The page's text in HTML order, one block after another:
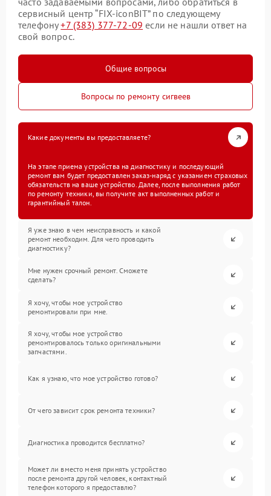
сервисный центр “FIX-iconBIT” по следующему
телефону+7 (383) 377-72-09 если не нашли ответ на
свой вопрос.
Общие вопросы
Вопросы по ремонту сигвеев
Какие документы вы предоставляете?
На этапе приема устройства на диагностику и последующий
ремонт вам будет предоставлен заказ-наряд с указанием страховых
обязательств на ваше устройство. Далее, после выполнения работ
по ремонту техники, вы получите акт выполненных работ и
гарантийный талон.
Я уже знаю в чем неисправность и какой
ремонт необходим. Для чего проводить
диагностику?
Мне нужен срочный ремонт. Сможете
сделать?
Я хочу, чтобы мое устройство
ремонтировали при мне.
Я хочу, чтобы мое устройство
ремонтировалось только оригинальными
запчастями.
Как я узнаю, что мое устройство готово?
От чего зависит срок ремонта техники?
Диагностика проводится бесплатно?
Может ли вместо меня принять устройство
после ремонта другой человек, контактный
телефон которого я предоставлю?